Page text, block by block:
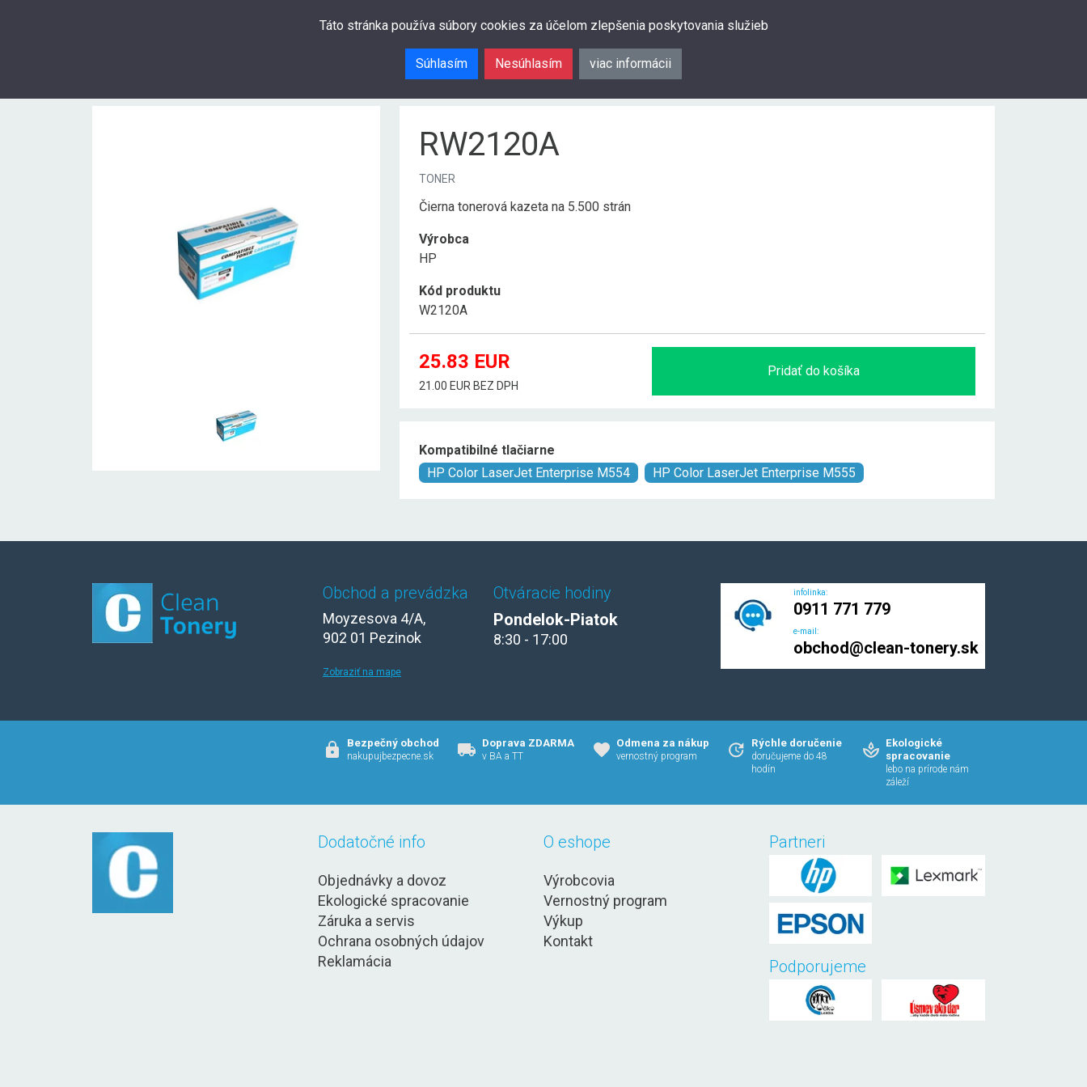
Táto stránka používa súbory cookies za účelom zlepšenia poskytovania služieb
Súhlasím Nesúhlasím viac informácii
RW2120A
TONER
Čierna tonerová kazeta na 5.500 strán
Výrobca
HP
Kód produktu
W2120A
25.83 EUR
21.00 EUR BEZ DPH
Pridať do košíka
Kompatibilné tlačiarne
HP Color LaserJet Enterprise M554
HP Color LaserJet Enterprise M555
Obchod a prevádzka
Moyzesova 4/A,
902 01 Pezinok
Zobraziť na mape
Otváracie hodiny
Pondelok-Piatok
8:30 - 17:00
infolinka:
0911 771 779
e-mail:
obchod@clean-tonery.sk
Bezpečný obchod
nakupujbezpecne.sk
Doprava ZDARMA
v BA a TT
Odmena za nákup
vernostný program
Rýchle doručenie
doručujeme do 48
hodín
Ekologické
spracovanie
lebo na prírode nám
záleží
Dodatočné info
Objednávky a dovoz
Ekologické spracovanie
Záruka a servis
Ochrana osobných údajov
Reklamácia
O eshope
Výrobcovia
Vernostný program
Výkup
Kontakt
Partneri
Podporujeme